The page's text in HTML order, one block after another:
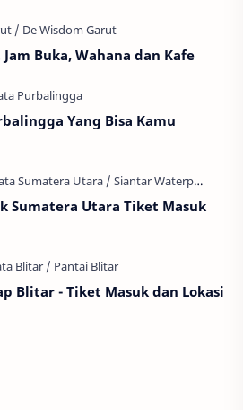
Buka, Wahana dan Kafe
Yang Bisa Kamu
Sumatera Utara Tiket Masuk
Blitar - Tiket Masuk dan Lokasi